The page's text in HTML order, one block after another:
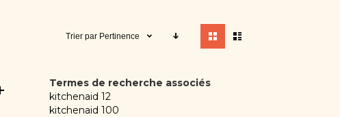
Trier par Pertinence
en
Termes de recherche associés
kitchenaid 12
kitchenaid 100